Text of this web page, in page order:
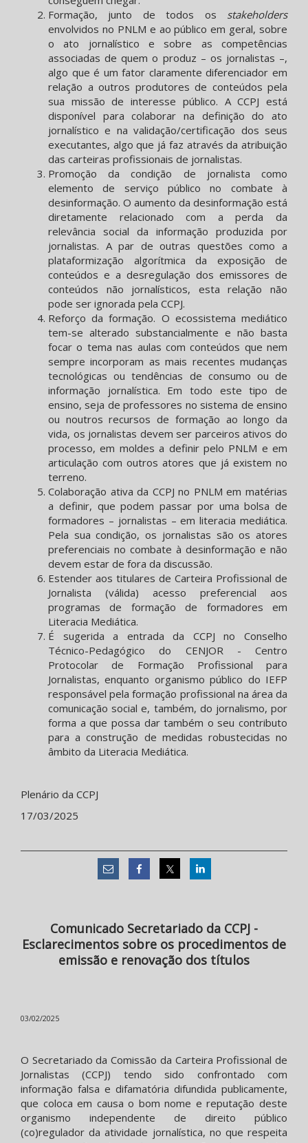
Formação, junto de todos os stakeholders
envolvidos no PNLM e ao público em geral, sobre
o ato jornalístico e sobre as competências
associadas de quem o produz – os jornalistas –,
algo que é um fator claramente diferenciador em
relação a outros produtores de conteúdos pela
sua missão de interesse público. A CCPJ está
disponível para colaborar na definição do ato
jornalístico e na validação/certificação dos seus
executantes, algo que já faz através da atribuição
das carteiras profissionais de jornalistas.
Promoção da condição de jornalista como
elemento de serviço público no combate à
desinformação. O aumento da desinformação está
diretamente relacionado com a perda da
relevância social da informação produzida por
jornalistas. A par de outras questões como a
plataformização algorítmica da exposição de
conteúdos e a desregulação dos emissores de
conteúdos não jornalísticos, esta relação não
pode ser ignorada pela CCPJ.
Reforço da formação. O ecossistema mediático
tem-se alterado substancialmente e não basta
focar o tema nas aulas com conteúdos que nem
sempre incorporam as mais recentes mudanças
tecnológicas ou tendências de consumo ou de
informação jornalística. Em todo este tipo de
ensino, seja de professores no sistema de ensino
ou noutros recursos de formação ao longo da
vida, os jornalistas devem ser parceiros ativos do
processo, em moldes a definir pelo PNLM e em
articulação com outros atores que já existem no
terreno.
Colaboração ativa da CCPJ no PNLM em matérias
a definir, que podem passar por uma bolsa de
formadores – jornalistas – em literacia mediática.
Pela sua condição, os jornalistas são os atores
preferenciais no combate à desinformação e não
devem estar de fora da discussão.
Estender aos titulares de Carteira Profissional de
Jornalista (válida) acesso preferencial aos
programas de formação de formadores em
Literacia Mediática.
É sugerida a entrada da CCPJ no Conselho
Técnico-Pedagógico do CENJOR - Centro
Protocolar de Formação Profissional para
Jornalistas, enquanto organismo público do IEFP
responsável pela formação profissional na área da
comunicação social e, também, do jornalismo, por
forma a que possa dar também o seu contributo
para a construção de medidas robustecidas no
âmbito da Literacia Mediática.
Plenário da CCPJ
17/03/2025
Comunicado Secretariado da CCPJ -
Esclarecimentos sobre os procedimentos de
emissão e renovação dos títulos
03/02/2025
O Secretariado da Comissão da Carteira Profissional de
Jornalistas (CCPJ) tendo sido confrontado com
informação falsa e difamatória difundida publicamente,
que coloca em causa o bom nome e reputação deste
organismo independente de direito público
(co)regulador da atividade jornalística, no que respeita